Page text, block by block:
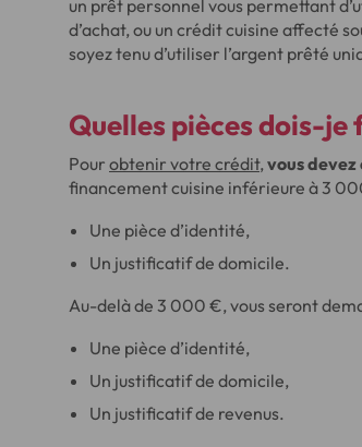
un prêt personnel vous permettant
d’achat, ou un crédit cuisine affecté
soyez tenu d’utiliser l’argent prêté
Quelles piècesdois-je
Pour obtenir votre crédit, vous
financement cuisine inférieure à 3
Une pièce d’identité,
Un justificatif de domicile.
Au-delà de 3 000 €, vous seront
Une pièce d’identité,
Un justificatif de domicile,
Un justificatif de revenus.